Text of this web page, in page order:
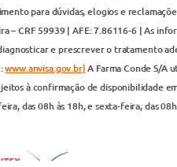
para dúvidas, elogios e
– CRF 59939 | AFE: 7.86116-6 | As
e prescrever o tratamento
www.anvisa.gov.br|A Farma Conde S/A
à confirmação de
das 08h às 18h, e sexta-feira, das